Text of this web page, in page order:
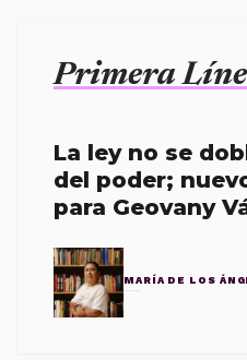
Primera
La ley no se
del poder;
para Geovany
MARÍA DE LOS